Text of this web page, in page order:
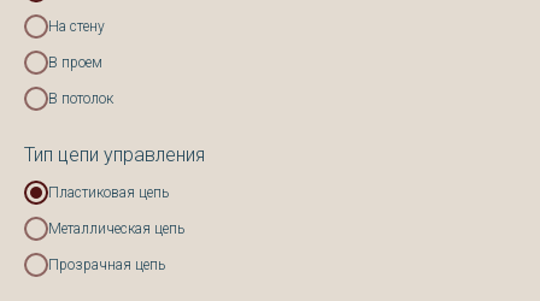
На стену
В проем
В потолок
Тип цепи управления
Пластиковая цепь
Металлическая цепь
Прозрачная цепь